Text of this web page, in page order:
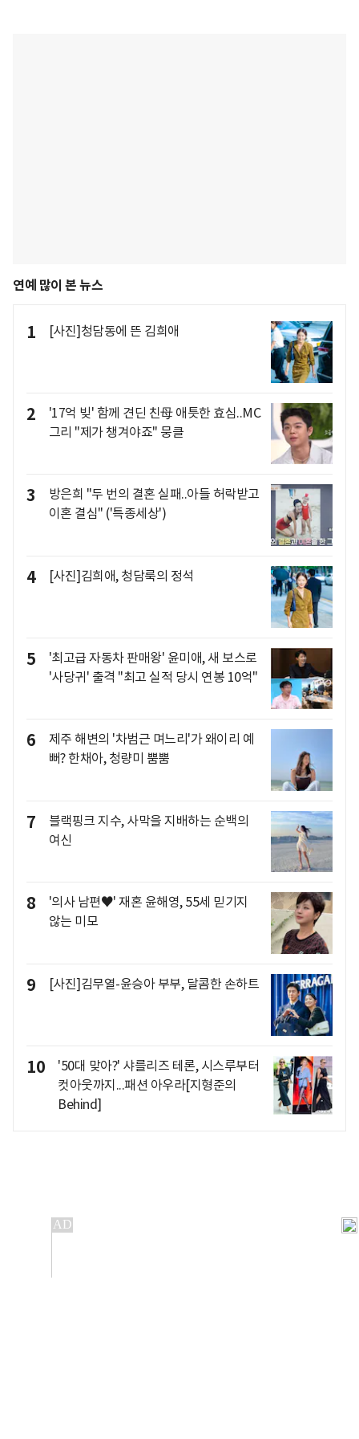
연예 많이 본 뉴스
1 [사진]청담동에 뜬 김희애
2
'17억 빚' 함께 견딘 친母 애틋한 효심..MC
그리 "제가 챙겨야죠" 뭉클
3
방은희 "두 번의 결혼 실패..아들 허락받고
이혼 결심" ('특종세상')
4 [사진]김희애, 청담룩의 정석
5
'최고급 자동차 판매왕' 윤미애, 새 보스로
'사당귀' 출격 "최고 실적 당시 연봉 10억"
6
제주 해변의 '차범근 며느리'가 왜이리 예
뻐? 한채아, 청량미 뿜뿜
7
블랙핑크 지수, 사막을 지배하는 순백의
여신
8
'의사 남편♥' 재혼 윤해영, 55세 믿기지
않는 미모
9 [사진]김무열-윤승아 부부, 달콤한 손하트
10
'50대 맞아?' 샤를리즈 테론, 시스루부터
컷아웃까지...패션 아우라[지형준의
Behind]